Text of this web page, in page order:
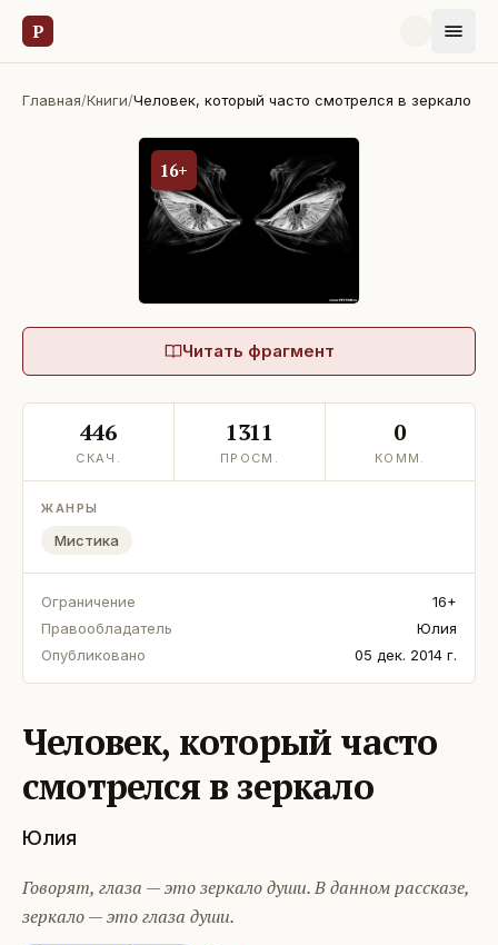
Р
Главная/Книги/Человек, который часто смотрелся в зеркало
16+
Читать фрагмент
446
СКАЧ.
1311
ПРОСМ.
0
КОММ.
ЖАНРЫ
Мистика
Ограничение
16+
Правообладатель
Юлия
Опубликовано
05 дек. 2014 г.
Человек, который часто
смотрелся в зеркало
Юлия
Говорят, глаза — это зеркало души. В данном рассказе,
зеркало — это глаза души.